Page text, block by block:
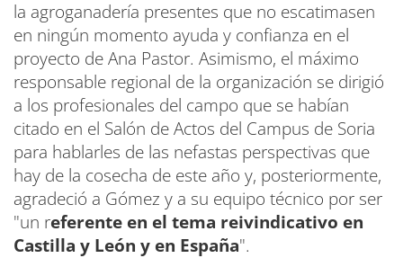
la agroganadería presentes que no escatimasen
en ningún momento ayuda y confianza en el
proyecto de Ana Pastor. Asimismo, el máximo
responsable regional de la organización se dirigió
a los profesionales del campo que se habían
citado en el Salón de Actos del Campus de Soria
para hablarles de las nefastas perspectivas que
hay de la cosecha de este año y, posteriormente,
agradeció a Gómez y a su equipo técnico por ser
"un referente en el tema reivindicativo en
Castilla y León y en España".